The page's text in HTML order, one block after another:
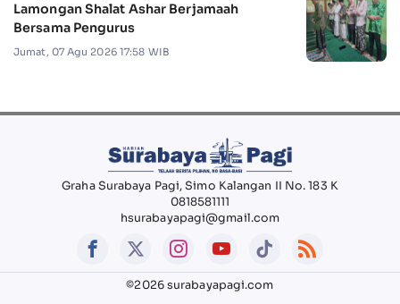
Lamongan Shalat Ashar Berjamaah
Bersama Pengurus
Jumat, 07 Agu 2026 17:58 WIB
Graha Surabaya Pagi, Simo Kalangan II No. 183 K
0818581111
hsurabayapagi@gmail.com
©2026 surabayapagi.com